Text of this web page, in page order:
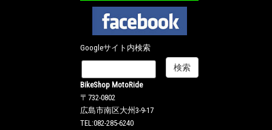
Googleサイト内検索
BikeShop MotoRide
〒732-0802
広島市南区大州3-9-17
TEL:082-285-6240